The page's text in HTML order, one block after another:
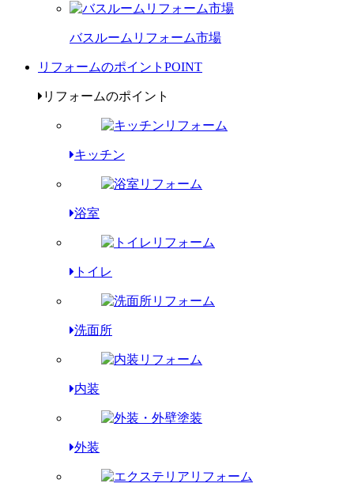
バスルームリフォーム市場
リフォームのポイント POINT
リフォームのポイント
キッチン
浴室
トイレ
洗面所
内装
外装